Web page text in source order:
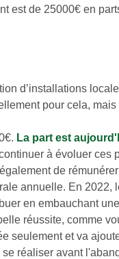
est de 25000€ en
d’installations
pour cela,
La part est
à évoluer ces
de
annuelle. En 2022,
en embauchant
réussite, comme
seulement et va
réaliser avant